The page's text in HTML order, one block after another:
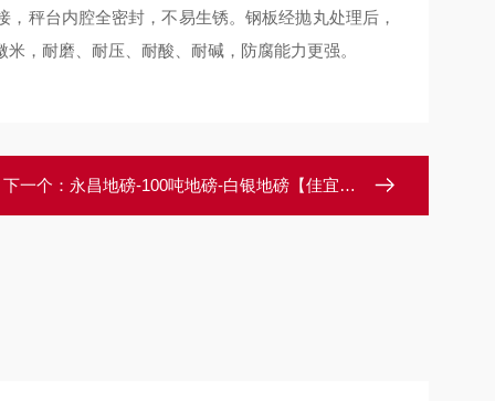
秤台内腔全密封，不易生锈。钢板经抛丸处理后，
，耐磨、耐压、耐酸、耐碱，防腐能力更强。
下一个： 永昌地磅-100吨地磅-白银地磅【佳宜电子】